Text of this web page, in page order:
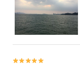

